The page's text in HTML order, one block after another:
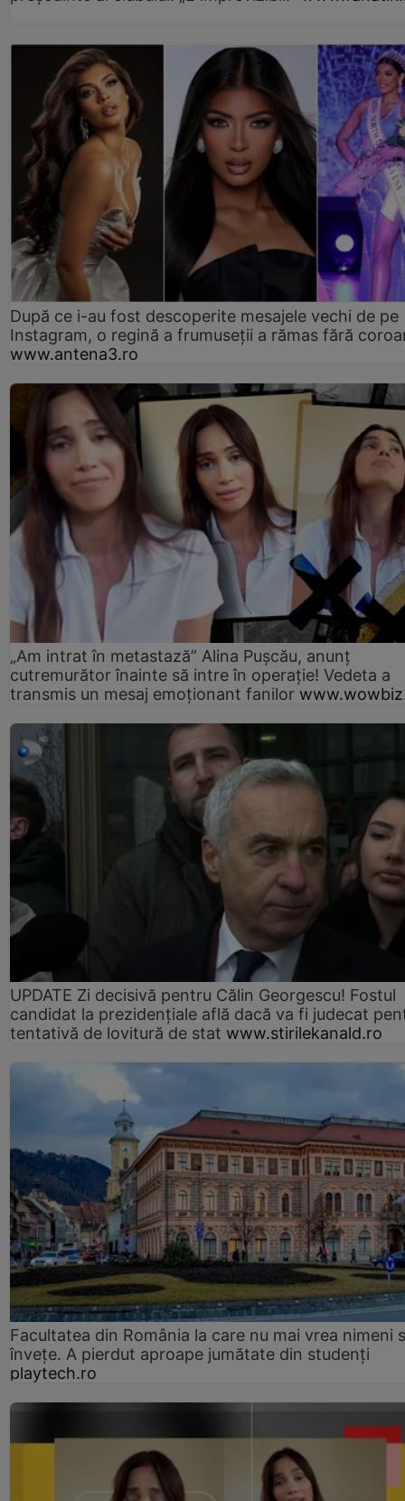
După ce i-au fost descoperite mesajele vechi de pe
Instagram, o regină a frumuseții a rămas fără
www.antena3.ro
„Am intrat în metastază” Alina Pușcău, anunț
cutremurător înainte să intre în operație! Vedeta a
transmis un mesaj emoționant fanilor
UPDATE Zi decisivă pentru Călin Georgescu! Fostul
candidat la prezidențiale află dacă va fi judecat
tentativă de lovitură de stat www.stirilekanald.ro
Facultatea din România la care nu mai vrea nimeni
înveţe. A pierdut aproape jumătate din studenţi
playtech.ro